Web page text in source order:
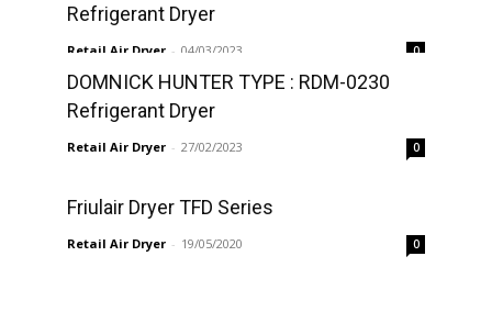
Refrigerant Dryer
Retail Air Dryer - 04/03/2023 0
DOMNICK HUNTER TYPE : RDM-0230
Refrigerant Dryer
Retail Air Dryer - 27/02/2023 0
Friulair Dryer TFD Series
Retail Air Dryer - 19/05/2020 0